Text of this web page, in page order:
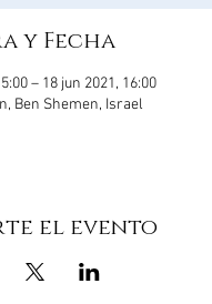
y Fecha
– 18 jun 2021, 16:00
Ben Shemen, Israel
el evento